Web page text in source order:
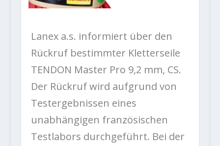
Lanex a.s. informiert über den
Rückruf bestimmter Kletterseile
TENDON Master Pro 9,2 mm, CS.
Der Rückruf wird aufgrund von
Testergebnissen eines
unabhängigen französischen
Testlabors durchgeführt. Bei der